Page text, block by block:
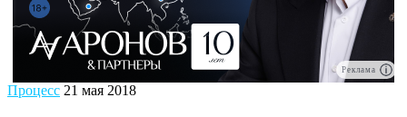
Реклама
Процесс 21 мая 2018